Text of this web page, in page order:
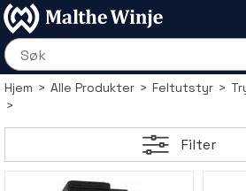
Hjem>Alle Produkter>Feltutstyr>
>
Filter